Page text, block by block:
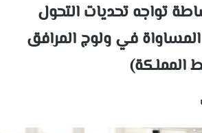
تواجه تحديات التحول
في ولوج المرافق
المملكة)